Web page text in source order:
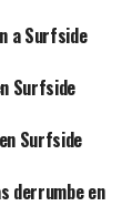
a Surfside
Surfside
Surfside
derrumbe en